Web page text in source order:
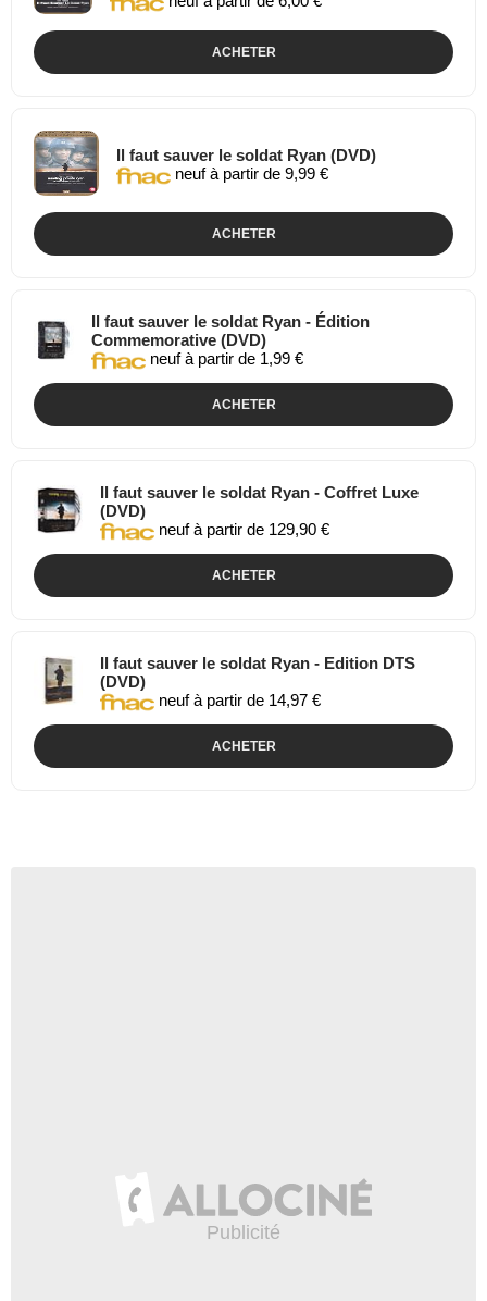
ACHETER
Il faut sauver le soldat Ryan (DVD)
neuf à partir de 9,99 €
ACHETER
Il faut sauver le soldat Ryan - Édition
Commemorative (DVD)
neuf à partir de 1,99 €
ACHETER
Il faut sauver le soldat Ryan - Coffret Luxe
(DVD)
neuf à partir de 129,90 €
ACHETER
Il faut sauver le soldat Ryan - Edition DTS
(DVD)
neuf à partir de 14,97 €
ACHETER